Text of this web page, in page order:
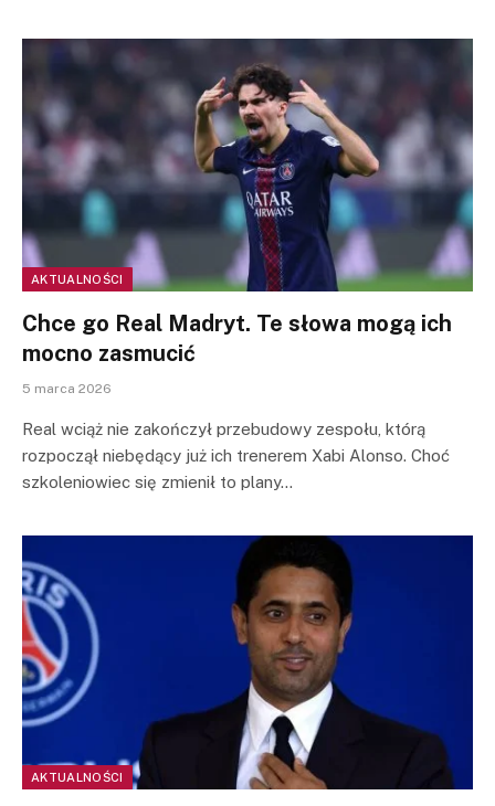
AKTUALNOŚCI
Chce go Real Madryt. Te słowa mogą ich
mocno zasmucić
5 marca 2026
Real wciąż nie zakończył przebudowy zespołu, którą
rozpoczął niebędący już ich trenerem Xabi Alonso. Choć
szkoleniowiec się zmienił to plany…
AKTUALNOŚCI